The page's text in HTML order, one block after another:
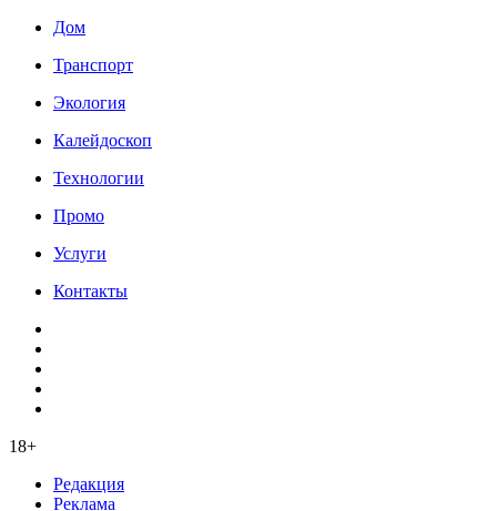
Дом
Транспорт
Экология
Калейдоскоп
Технологии
Промо
Услуги
Контакты
18+
Редакция
Реклама